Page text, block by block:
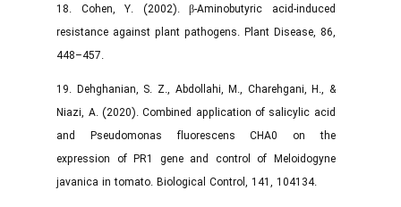
18. Cohen, Y. (2002). β‑Aminobutyric acid‑induced
resistance against plant pathogens. Plant Disease, 86,
448–457.
19. Dehghanian, S. Z., Abdollahi, M., Charehgani, H., &
Niazi, A. (2020). Combined application of salicylic acid
and Pseudomonas fluorescens CHA0 on the
expression of PR1 gene and control of Meloidogyne
javanica in tomato. Biological Control, 141, 104134.